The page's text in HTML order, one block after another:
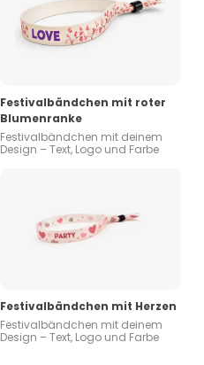
Festivalbändchen mit roter
Blumenranke
Festivalbändchen mit deinem
Design – Text, Logo und Farbe
Festivalbändchen mit Herzen
Festivalbändchen mit deinem
Design – Text, Logo und Farbe